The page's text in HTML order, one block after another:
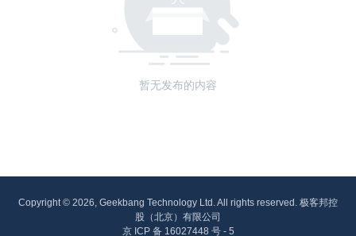
暂无发布的内容
Copyright © 2026, Geekbang Technology Ltd. All rights reserved. 极客邦控
股（北京）有限公司
京 ICP 备 16027448 号 - 5